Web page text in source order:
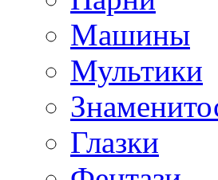
Машины
Мультики
Глазки